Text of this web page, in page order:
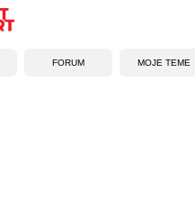
FORUM MOJE TEME